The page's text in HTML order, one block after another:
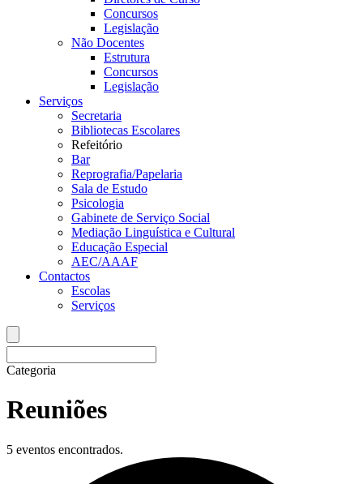
Concursos
Legislação
Não Docentes
Estrutura
Concursos
Legislação
Serviços
Secretaria
Bibliotecas Escolares
Refeitório
Bar
Reprografia/Papelaria
Sala de Estudo
Psicologia
Gabinete de Serviço Social
Mediação Linguística e Cultural
Educação Especial
AEC/AAAF
Contactos
Escolas
Serviços
Categoria
Reuniões
5 eventos encontrados.